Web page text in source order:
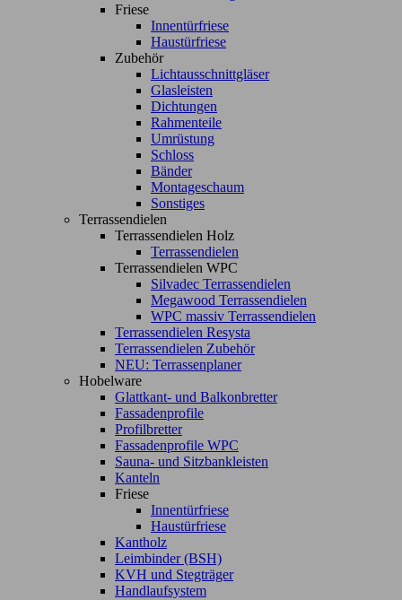
Friese
Innentürfriese
Haustürfriese
Zubehör
Lichtausschnittgläser
Glasleisten
Dichtungen
Rahmenteile
Umrüstung
Schloss
Bänder
Montageschaum
Sonstiges
Terrassendielen
Terrassendielen Holz
Terrassendielen
Terrassendielen WPC
Silvadec Terrassendielen
Megawood Terrassendielen
WPC massiv Terrassendielen
Terrassendielen Resysta
Terrassendielen Zubehör
NEU: Terrassenplaner
Hobelware
Glattkant- und Balkonbretter
Fassadenprofile
Profilbretter
Fassadenprofile WPC
Sauna- und Sitzbankleisten
Kanteln
Friese
Innentürfriese
Haustürfriese
Kantholz
Leimbinder (BSH)
KVH und Stegträger
Handlaufsystem